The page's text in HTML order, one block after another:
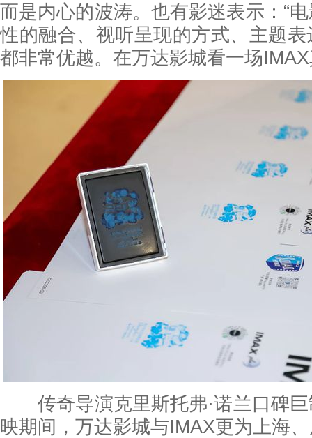
而是内心的波涛。也有影迷表示：“
性的融合、视听呈现的方式、主题
都非常优越。在万达影城看一场
传奇导演克里斯托弗·诺兰口碑巨
映期间，万达影城与IMAX更为上海